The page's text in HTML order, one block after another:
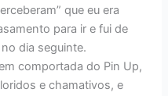
que eu era
para ir e fui de
dia seguinte.
comportada do Pin Up,
e chamativos, e